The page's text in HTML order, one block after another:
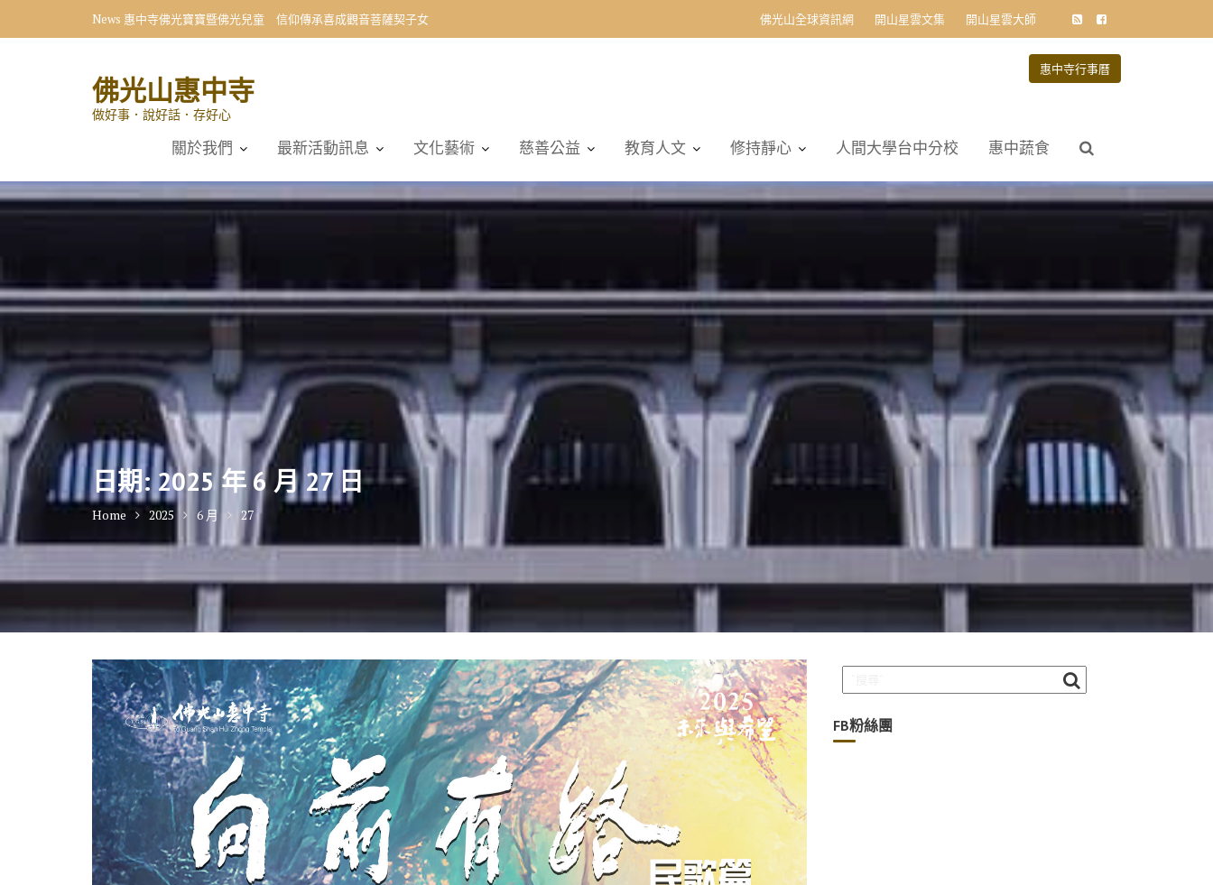
News 惠中寺佛光寶寶暨佛光兒童 信仰傳承喜成觀音菩薩契子女 佛光山全球資訊網 開山星雲文集 開山星雲大師
佛光山惠中寺
做好事．說好話．存好心
惠中寺行事曆
關於我們 最新活動訊息 文化藝術 慈善公益 教育人文 修持靜心 人間大學台中分校 惠中蔬食
日期:2025 年 6 月 27 日
Home 2025 6 月 27
FB粉絲團